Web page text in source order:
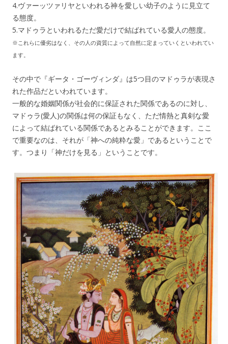
4.ヴァーッツァリヤといわれる神を愛しい幼子のように見立て
る態度。
5.マドゥラといわれるただ愛だけで結ばれている愛人の態度。
※これらに優劣はなく、その人の資質によって自然に定まっていくといわれてい
ます。
その中で『ギータ・ゴーヴィンダ』は5つ目のマドゥラが表現さ
れた作品だといわれています。
一般的な婚姻関係が社会的に保証された関係であるのに対し、
マドゥラ(愛人)の関係は何の保証もなく、ただ情熱と真剣な愛
によって結ばれている関係であるとみることができます。ここ
で重要なのは、それが「神への純粋な愛」であるということで
す。つまり「神だけを見る」ということです。